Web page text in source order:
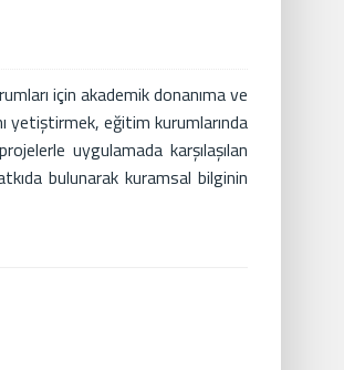
için akademik donanıma ve
yetiştirmek, eğitim kurumlarında
uygulamada karşılaşılan
bulunarak kuramsal bilginin